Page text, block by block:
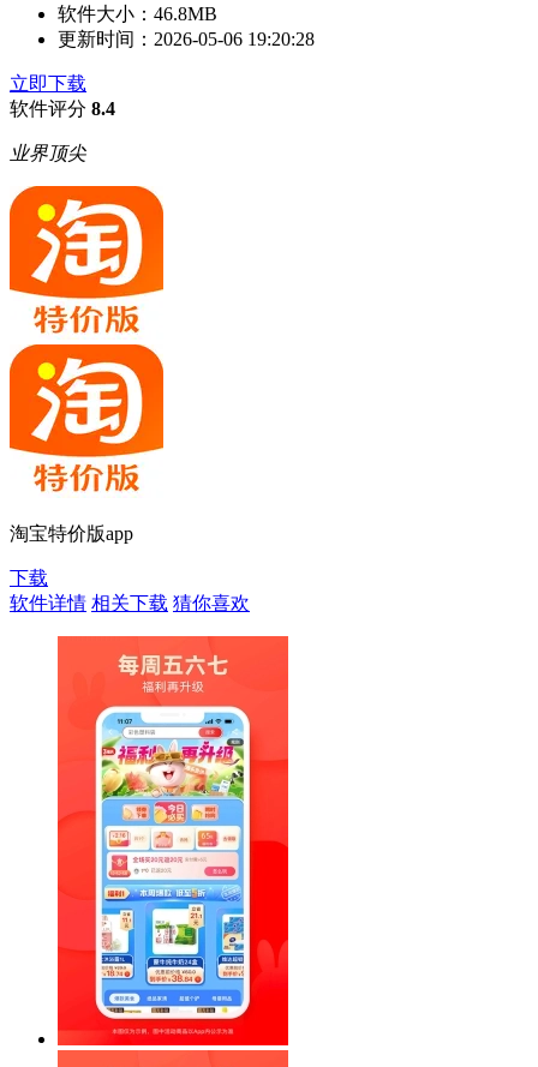
软件大小： 46.8MB
更新时间： 2026-05-06 19:20:28
立即下载
软件评分 8.4
业界顶尖
淘宝特价版app
下载
软件详情 相关下载 猜你喜欢